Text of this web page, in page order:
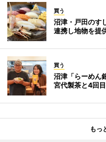
買う
沼津・戸田のす
連携し地物を提
買う
沼津「らーめん
宮代製茶と4回
もっ